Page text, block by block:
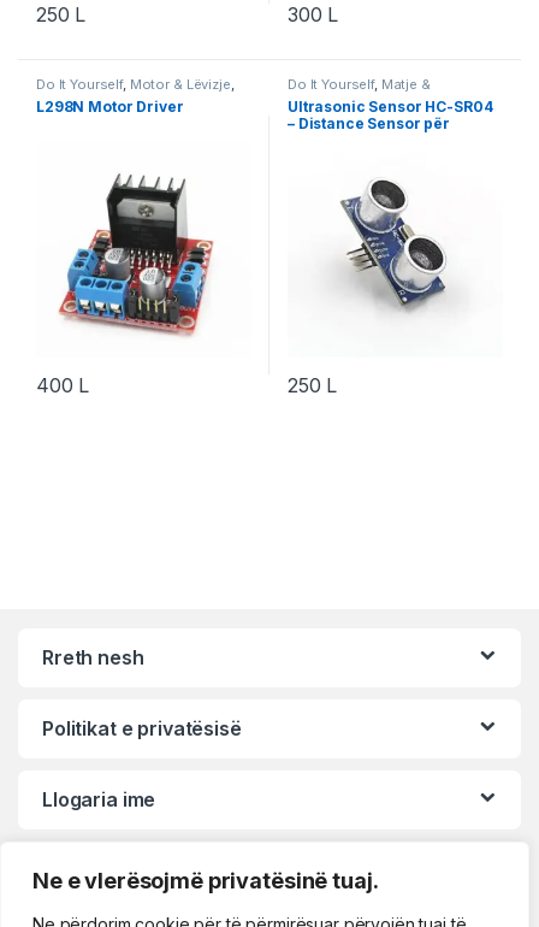
Ne e vlerësojmë privatësinë tuaj.
250 L 300 L
Do It Yourself, Motor & Lëvizje,
Robotika
L298N Motor Driver
400 L
Do It Yourself, Matje &
Instrumente ,Projekte & Starter
Kit,Robotika
Ultrasonic Sensor HC-SR04
– Distance Sensor për
250 L
Rreth nesh
Politikat e privatësisë
Llogaria ime